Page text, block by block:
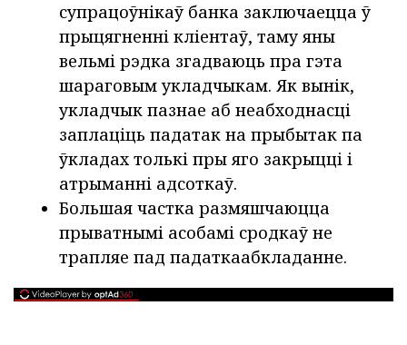
супрацоўнікаў банка заключаецца ў
прыцягненні кліентаў, таму яны
вельмі рэдка згадваюць пра гэта
шараговым укладчыкам. Як вынік,
укладчык пазнае аб неабходнасці
заплаціць падатак на прыбытак па
ўкладах толькі пры яго закрыцці і
атрыманні адсоткаў.
Большая частка размяшчаюцца
прыватнымі асобамі сродкаў не
трапляе пад падаткаабкладанне.